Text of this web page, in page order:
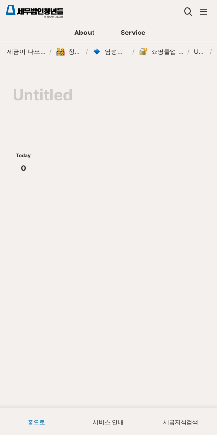
About Service
세금이 나오기 전에, 먼저 연락하는 세무법인 / 청년들 구성원 / 염정희 세무사 Carlin / 쇼핑몰업 전문 염정희세무사 입니다. / Untitled /
Today
0
홈으로 서비스 안내 세금지식검색